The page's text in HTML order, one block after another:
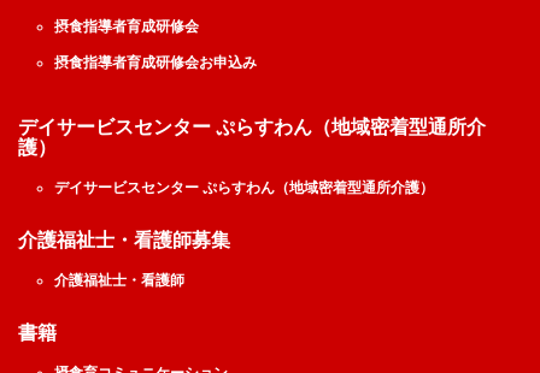
摂食指導者育成研修会
摂食指導者育成研修会お申込み
デイサービスセンター ぷらすわん（地域密着型通所介
護）
デイサービスセンター ぷらすわん（地域密着型通所介護）
介護福祉士・看護師募集
介護福祉士・看護師
書籍